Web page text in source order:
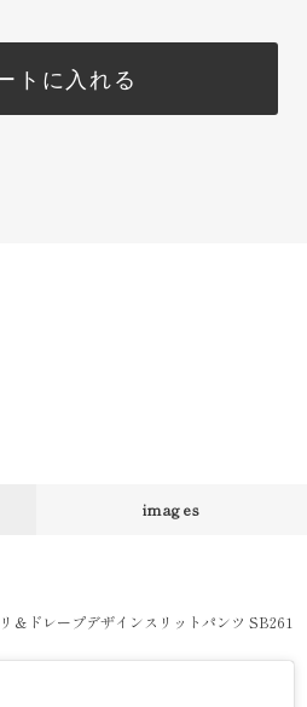
トに入れる
images
＆ドレープデザインスリットパンツ SB261